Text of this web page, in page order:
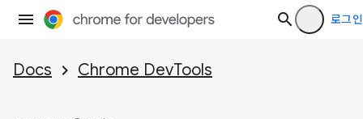
로그인
Docs Chrome DevTools